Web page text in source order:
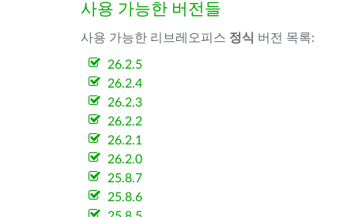
사용 가능한 버전들
사용 가능한 리브레오피스 정식 버전 목록:
26.2.5
26.2.4
26.2.3
26.2.2
26.2.1
26.2.0
25.8.7
25.8.6